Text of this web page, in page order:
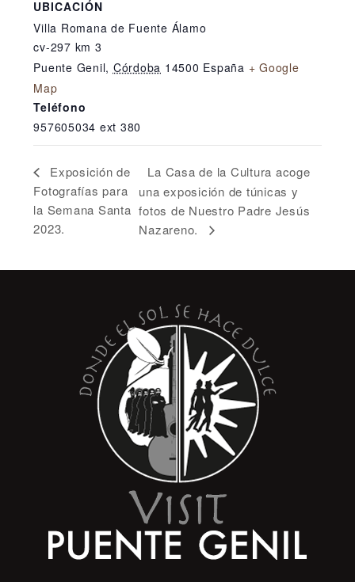
UBICACIÓN
Villa Romana de Fuente Álamo
cv-297 km 3
Puente Genil, Córdoba 14500 España + Google
Map
Teléfono
957605034 ext 380
Exposición de
Fotografías para
la Semana Santa
2023.
La Casa de la Cultura acoge
una exposición de túnicas y
fotos de Nuestro Padre Jesús
Nazareno.